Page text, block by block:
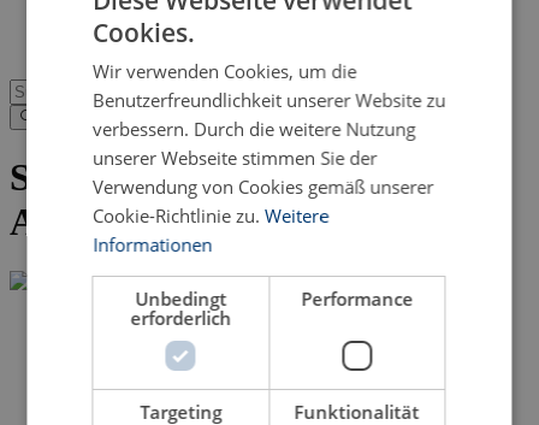
Shop
Senden Sie uns eine eBook-
Anfrage
Cookies.
Wir verwenden Cookies, um die
Benutzerfreundlichkeit unserer Website zu
verbessern. Durch die weitere Nutzung
unserer Webseite stimmen Sie der
Verwendung von Cookies gemäß unserer
Cookie-Richtlinie zu. Weitere
Informationen
Unbedingt
erforderlich
Performance
Targeting Funktionalität